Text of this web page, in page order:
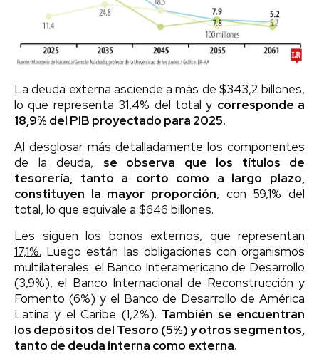
La deuda externa asciende a más de $343,2 billones,
lo que representa 31,4% del total y corresponde a
18,9% del PIB proyectado para 2025.
Al desglosar más detalladamente los componentes
de la deuda, se observa que los títulos de
tesorería, tanto a corto como a largo plazo,
constituyen la mayor proporción, con 59,1% del
total, lo que equivale a $646 billones.
Les siguen los bonos externos, que representan
17,1%. Luego están las obligaciones con organismos
multilaterales: el Banco Interamericano de Desarrollo
(3,9%), el Banco Internacional de Reconstrucción y
Fomento (6%) y el Banco de Desarrollo de América
Latina y el Caribe (1,2%). También se encuentran
los depósitos del Tesoro (5%) y otros segmentos,
tanto de deuda interna como externa.